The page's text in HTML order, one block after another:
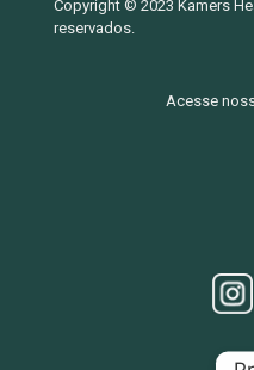
Copyright © 2023 Kamers
reservados.
Acesse